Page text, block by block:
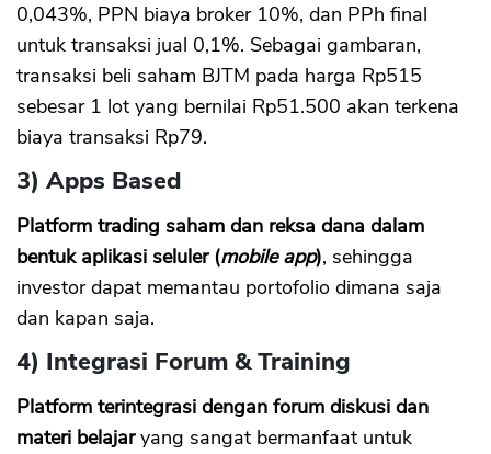
0,043%, PPN biaya broker 10%, dan PPh final
untuk transaksi jual 0,1%. Sebagai gambaran,
transaksi beli saham BJTM pada harga Rp515
sebesar 1 lot yang bernilai Rp51.500 akan terkena
biaya transaksi Rp79.
3) Apps Based
Platform trading saham dan reksa dana dalam
bentuk aplikasi seluler (mobile app), sehingga
investor dapat memantau portofolio dimana saja
dan kapan saja.
4) Integrasi Forum & Training
Platform terintegrasi dengan forum diskusi dan
materi belajaryang sangat bermanfaat untuk